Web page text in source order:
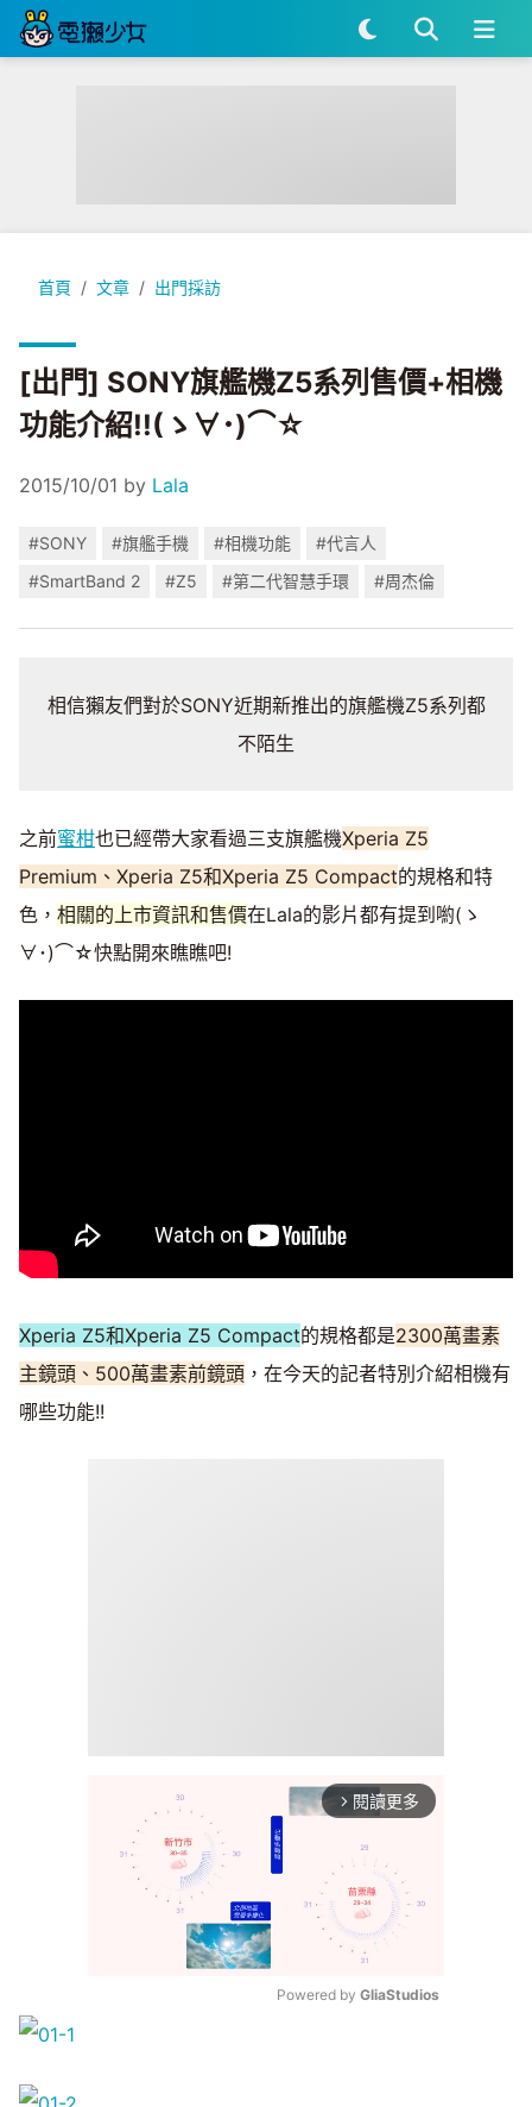
首頁 文章 出門採訪
[出門] SONY旗艦機Z5系列售價+相機功能介紹!!(ゝ∀･)⌒☆
[出門] SONY旗艦機Z5系列售價+相機
功能介紹!!(ゝ∀･)⌒☆
2015/10/01 by Lala
#SONY #旗艦手機 #相機功能
#代言人
#SmartBand 2
#Z5 #第二代智慧手環 #周杰倫
相信獺友們對於SONY近期新推出的旗艦機Z5系列都
不陌生
之前蜜柑也已經帶大家看過三支旗艦機Xperia Z5
Premium、Xperia Z5和Xperia Z5 Compact的規格和特
色， 相關的上市資訊和售價在Lala的影片都有提到喲(ゝ
∀･)⌒☆快點開來瞧瞧吧!
Xperia Z5和Xperia Z5 Compact的規格都是2300萬畫素
主鏡頭、500萬畫素前鏡頭 ，在今天的記者特別介紹相機有
哪些功能!!
arrow_forward_ios 閱讀更多
Powered by GliaStudios